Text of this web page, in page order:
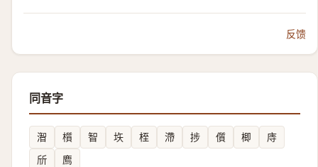
反馈
同音字
潪 櫍 智 垁 桎 滯 捗 儨 楖
庤
斦
廌